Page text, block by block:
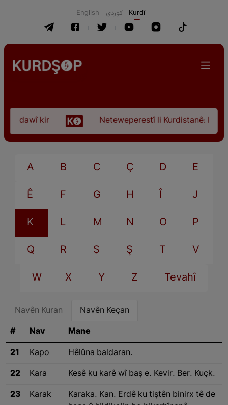
English كوردی Kurdî
dawî kir Neteweperestî li Kurdistanê:
A B C Ç D E
Ê F G H Î J
K L M N O P
Q R S Ş T V
W X Y Z Tevahî
Navên Kuran Navên Keçan
# Nav Mane
21 Kapo Hêlûna baldaran.
22 Kara Kesê ku karê wî baş e. Kevir. Ber. Kuçk.
23 Karak
Karaka. Kan. Erdê ku tiştên binirx tê de